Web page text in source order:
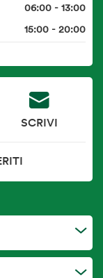
06:00 - 13:00
15:00 - 20:00
SCRIVI